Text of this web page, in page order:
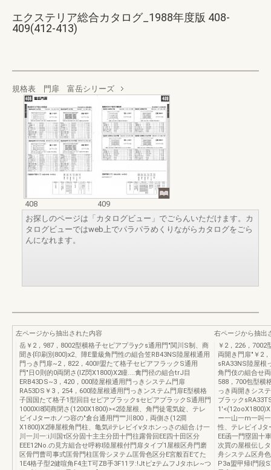
エクステリア総合カタログ_1988年度版 408-
409(412-413)
規格表 門扉 富岳シリーズ
408
409
お探しのページは「カタログビュー」でごらんいただけます。カ
タログビューではweb上でパラパラめくりながらカタログをごら
んになれます。
左ページから抽出された内容
岳￥2，987，8002型横格子セピアプラyクs通用門"関川S制、商
聞き{印刷別800)x2、障E量級角門性の組合笠RB43NS陸屋根通用
門っき門扉~2，822，400l!盟たて格子セピアフラックS通用
門"日O則的0両閉さ(IZ閃X1800)X2瞳....禽門径の組合trJ目
ERB43DS~3，420，000陸屋根通用門っきシステム門扉
RA53DS￥3，254，600陸屋根通用門っきンステム門扉E型横格
子国国たて格子1型回目セピアブラックsセピアプラックS通用門
1000Xl8関商閉さ(1200X1800)><2陸屋根、角門徒電気錠、テレ
ビイJターホノつ容の"倉台通用門'''''川800，両側さ(12澗
X1800)X2陣屋根角門柱、亀気ilテレビイνタホンっさの組合.け一
川一川一:i川国τ区分固十主主分団十門往露骨回EE四十田区分
EEE12No.の見方組合せ呼称I陸屋根付門扉タイプ1屋根区舟門磨
区骨門曹司事式匡骨門柱匡骨シヌテム匡骨色区分E宮般百Eてた
1E4格子型2健喧角F4主T可ZB手3F11ヲ:!JtピzテムフJタホレ~つ
右ページから抽出
￥2，226，7002
両開き門扉"￥2
sRA33NS陸屋根
角門伎の組合せ
588，700包型横
っき両開きシス
ブラック
ー一山一m一叫
性、テレピイJタ
EE函一門塁固十
次買の屋根伝し
舟システム区舟
P3a盟甲帰l門段